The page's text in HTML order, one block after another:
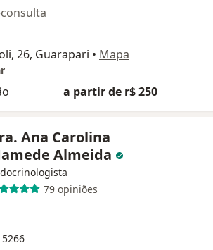
26, Guarapari • Mapa
a partir de r$ 250
Ana Carolina
Almeida
79 opiniões